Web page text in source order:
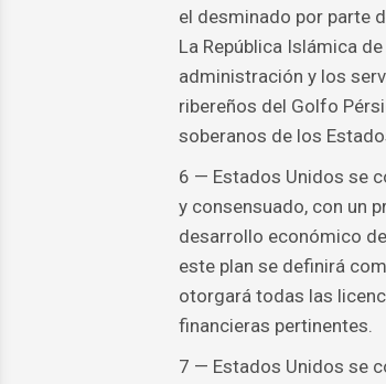
el desminado por parte
La República Islámica
administración y los
ribereños del Golfo
soberanos de los
6 — Estados Unidos se
y consensuado, con un
desarrollo económico
este plan se definirá
otorgará todas las
financieras pertinentes.
7 — Estados Unidos se